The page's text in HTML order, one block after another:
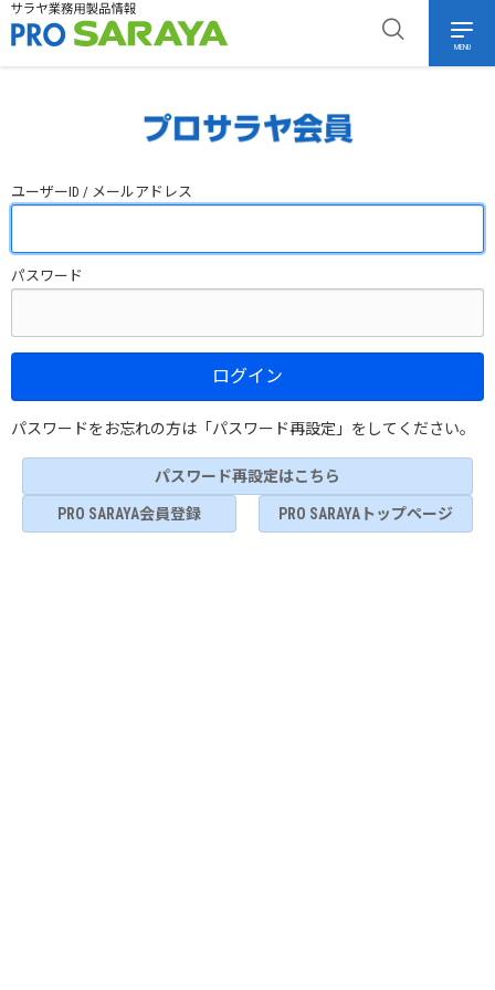
MENU
ユーザーID / メールアドレス
パスワード
ログイン
パスワードをお忘れの方は「パスワード再設定」をしてください。
パスワード再設定はこちら
PRO SARAYA会員登録 PRO SARAYAトップページ